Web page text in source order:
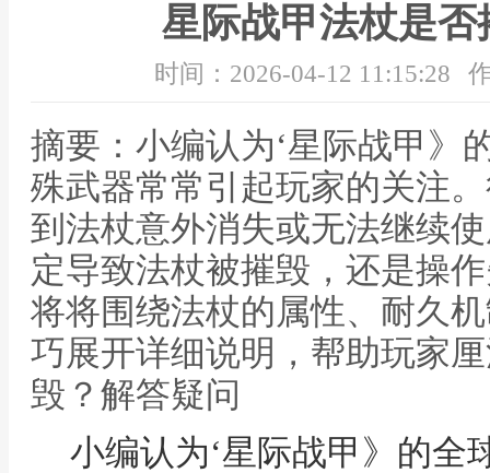
星际战甲法杖是
时间：2026-04-12 11:15:28
摘要：小编认为‘星际战甲》
殊武器常常引起玩家的关注
到法杖意外消失或无法继续
定导致法杖被摧毁，还是操
将将围绕法杖的属性、耐久
巧展开详细说明，帮助玩家
毁？解答疑问
小编认为‘星际战甲》的全